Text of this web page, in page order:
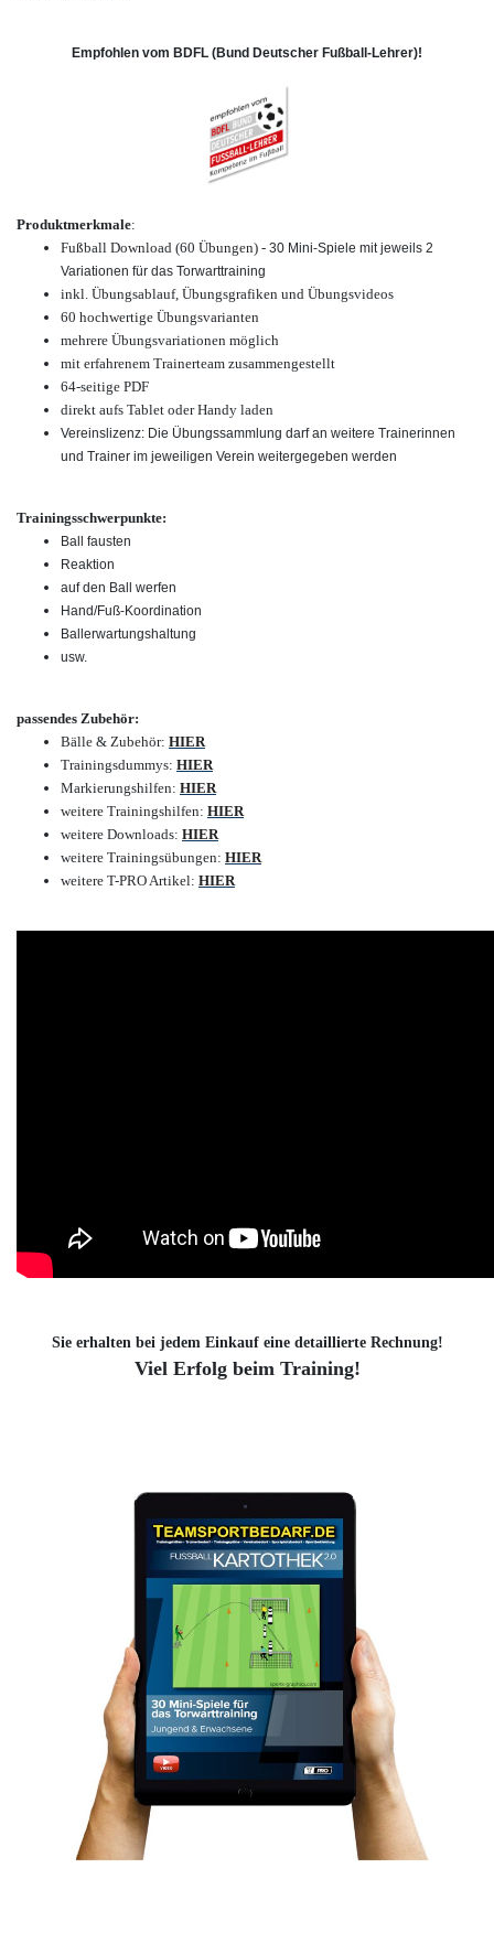
Empfohlen vom BDFL (Bund Deutscher Fußball-Lehrer)!
Produktmerkmale:
Fußball Download (60 Übungen) - 30 Mini-Spiele mit jeweils 2
Variationen für das Torwarttraining
inkl. Übungsablauf, Übungsgrafiken und Übungsvideos
60 hochwertige Übungsvarianten
mehrere Übungsvariationen möglich
mit erfahrenem Trainerteam zusammengestellt
64-seitige PDF
direkt aufs Tablet oder Handy laden
Vereinslizenz: Die Übungssammlung darf an weitere Trainerinnen
und Trainer im jeweiligen Verein weitergegeben werden
Trainingsschwerpunkte:
Ball fausten
Reaktion
auf den Ball werfen
Hand/Fuß-Koordination
Ballerwartungshaltung
usw.
passendes Zubehör:
Bälle & Zubehör: HIER
Trainingsdummys: HIER
Markierungshilfen: HIER
weitere Trainingshilfen: HIER
weitere Downloads: HIER
weitere Trainingsübungen: HIER
weitere T-PRO Artikel: HIER
Sie erhalten bei jedem Einkauf eine detaillierte Rechnung!
Viel Erfolg beim Training!